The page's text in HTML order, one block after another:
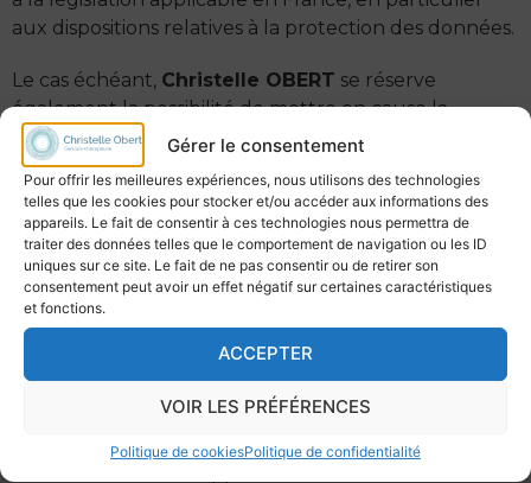
Gérer le consentement
Pour offrir les meilleures expériences, nous utilisons des technologies
telles que les cookies pour stocker et/ou accéder aux informations des
appareils. Le fait de consentir à ces technologies nous permettra de
traiter des données telles que le comportement de navigation ou les ID
uniques sur ce site. Le fait de ne pas consentir ou de retirer son
consentement peut avoir un effet négatif sur certaines caractéristiques
et fonctions.
ACCEPTER
VOIR LES PRÉFÉRENCES
Politique de cookiesPolitique de confidentialité
aux dispositions relatives à la protection des données.
Le cas échéant, Christelle OBERT se réserve
également la possibilité de mettre en cause la
responsabilité civile et/ou pénale de l’utilisateur,
notamment en cas de message à caractère raciste,
injurieux, diffamant, ou pornographique, quel que
soit le support utilisé (texte, photographie …).
CNIL et gestion des données
personnelles.
Conformément aux dispositions de
janvier 1978 modifiée, l’utilisateur du
https://www.gestalt-therapie-
christelleobert.frdispose d’un droit d’accès, de